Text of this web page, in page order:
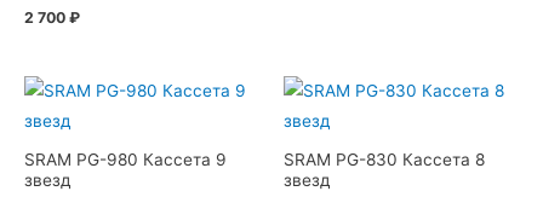
2 700 ₽
SRAM PG-980 Кассета 9
звезд
SRAM PG-830 Кассета 8
звезд